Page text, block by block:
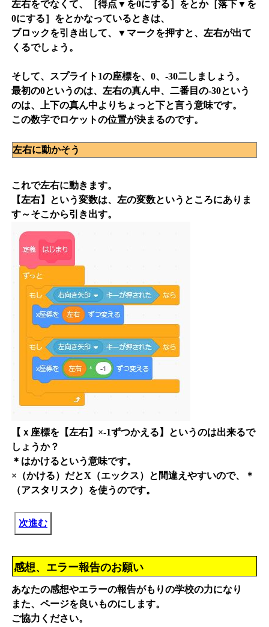
左右をでなくて、［得点▼を0にする］をとか［落下▼を
0にする］をとかなっているときは、
ブロックを引き出して、▼マークを押すと、左右が出て
くるでしょう。
そして、スプライト1の座標を、0、-30二しましょう。
最初の0というのは、左右の真ん中、二番目の-30という
のは、上下の真ん中よりちょっと下と言う意味です。
この数字でロケットの位置が決まるのです。
左右に動かそう
これで左右に動きます。
【左右】という変数は、左の変数というところにありま
す～そこから引き出す。
【ｘ座標を【左右】×-1ずつかえる】というのは出来るで
しょうか？
＊はかけるという意味です。
×（かける）だとX（エックス）と間違えやすいので、＊
（アスタリスク）を使うのです。
次進む
感想、エラー報告のお願い
あなたの感想やエラーの報告がもりの学校の力になり
また、ページを良いものにします。
ご協力ください。